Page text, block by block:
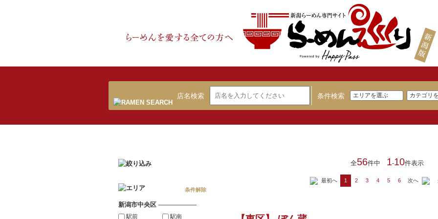
店名検索 条件検索
全56件中 1-10件表示
最初へ 1 2 3 4 5 6 次へ
条件解除
新潟市中央区 ――――――
駅前 駅南